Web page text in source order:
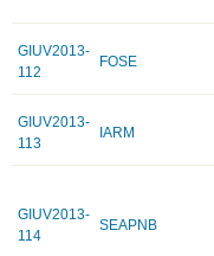
GIUV2013-
112
FOSE
GIUV2013-
113
IARM
GIUV2013-
114
SEAPNB